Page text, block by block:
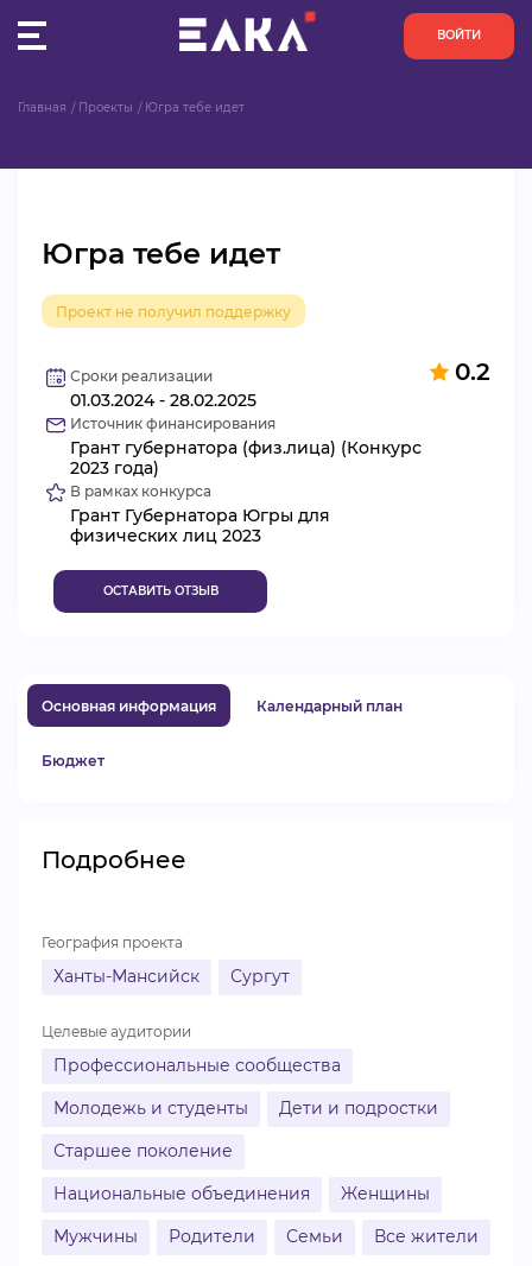
ВОЙТИ
ОРГАНИЗАЦИИ
АКТИВИСТЫ
ПРОЕКТЫ
АНАЛИТИКА
БАЗА ЗНАНИЙ
ВИДЕОКУРСЫ
Главная Проекты Югра тебе идет
Югра тебе идет
Проект не получил поддержку
0.2
Сроки реализации
01.03.2024 - 28.02.2025
Источник финансирования
Грант губернатора (физ.лица) (Конкурс
2023 года)
В рамках конкурса
Грант Губернатора Югры для
физических лиц 2023
ОСТАВИТЬ ОТЗЫВ
Основная информация Календарный план
Бюджет
Подробнее
География проекта
Ханты-Мансийск Сургут
Целевые аудитории
Профессиональные сообщества
Молодежь и студенты
Дети и подростки
Старшее поколение
Национальные объединения
Женщины
Мужчины
Родители Семьи Все жители